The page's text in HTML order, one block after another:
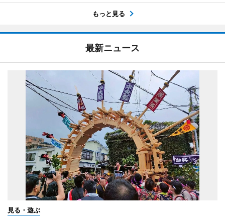
もっと見る
最新ニュース
見る・遊ぶ